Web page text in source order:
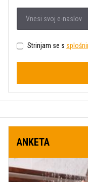
Strinjam se s
ANKETA